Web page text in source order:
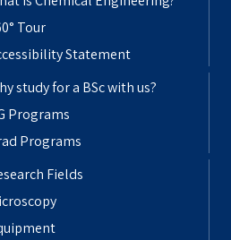
Tour
Statement
study for a BSc with us?
Programs
Programs
Fields